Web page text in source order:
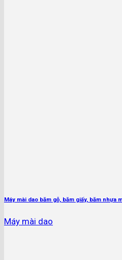
Máy mài dao băm gỗ, băm giấy, băm nhựa
Máy mài dao